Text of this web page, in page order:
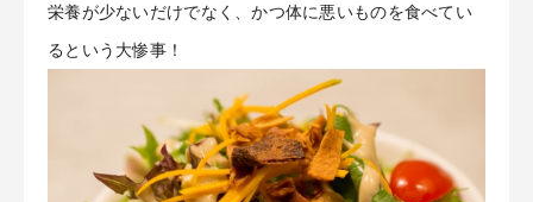
栄養が少ないだけでなく、かつ体に悪いものを食べてい
るという大惨事！